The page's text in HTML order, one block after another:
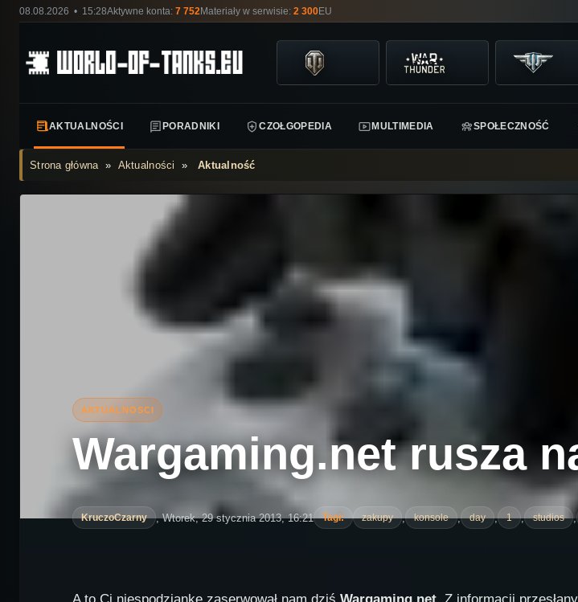
08.08.2026 • 15:28Aktywne konta: 7 752Materiały w serwisie: 2 300EU
AKTUALNOŚCI PORADNIKI CZOŁGOPEDIA MULTIMEDIA SPOŁECZNOŚĆ
Strona główna» Aktualności »Aktualność
Wargaming.net rusza
KruczoCzarny , Wtorek, 29 stycznia 2013, 16:21 Tagi: zakupy , konsole , day , 1 , studios ,